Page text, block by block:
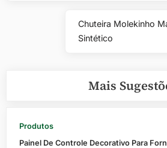
Next
Post:
Chuteira Molekinho
Sintético
Mais
Produtos
Painel De Controle Decorativo Para